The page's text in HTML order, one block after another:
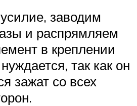
заводим
и распрямляем
в креплении
так как он
зажат со всех